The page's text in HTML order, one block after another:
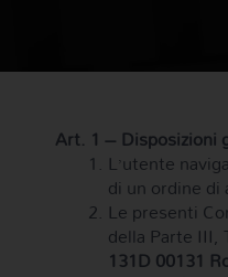
Art. 1 – Disposizioni
L’utente
di un ordine
Le presenti
della Parte III,
131D 00131